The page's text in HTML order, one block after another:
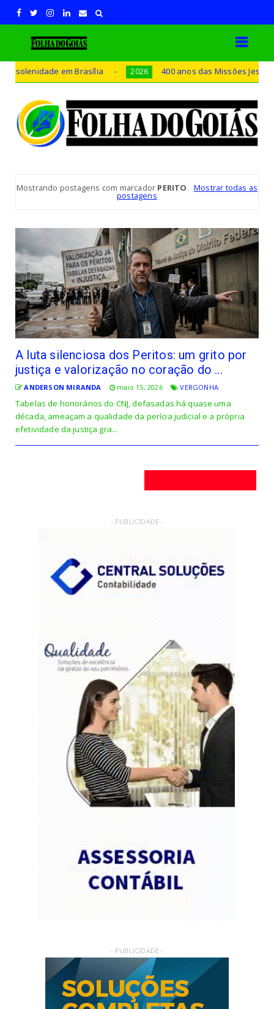
em Brasília 2026 400 anos das Missões Jesuíticas
Mostrando postagens com marcador PERITO. Mostrar todas as
postagens
A luta silenciosa dos Peritos: um grito por
justiça e valorização no coração do ...
ANDERSON MIRANDA maio 15, 2026 VERGONHA
Tabelas de honorários do CNJ, defasadas há quase uma
década, ameaçam a qualidade da perícia judicial e a própria
efetividade da justiça gra...
- PUBLICIDADE -
- PUBLICIDADE -